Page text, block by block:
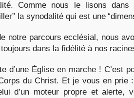
Comme nous le lisons
la synodalité qui est une
notre parcours ecclésial, nous
dans la fidélité à nos
d’une Église en marche ! C’est
du Christ. Et je vous en prie
d’un moteur propre et alerte,